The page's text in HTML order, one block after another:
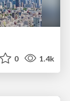
0 1.4k